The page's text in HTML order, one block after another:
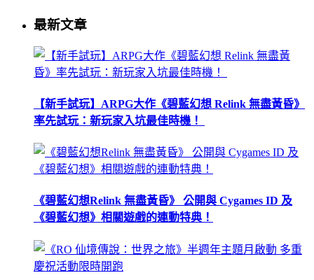
最新文章
【新手試玩】ARPG大作《碧藍幻想 Relink 無盡黃昏》
率先試玩：新玩家入坑最佳時機！
《碧藍幻想Relink 無盡黃昏》 公開與 Cygames ID 及
《碧藍幻想》相關遊戲的連動特典！